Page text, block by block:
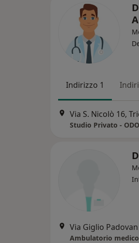
Indirizzo 1
Via S. Nicolò 16,
Studio Privato -
Via Giglio
Ambulatorio medico